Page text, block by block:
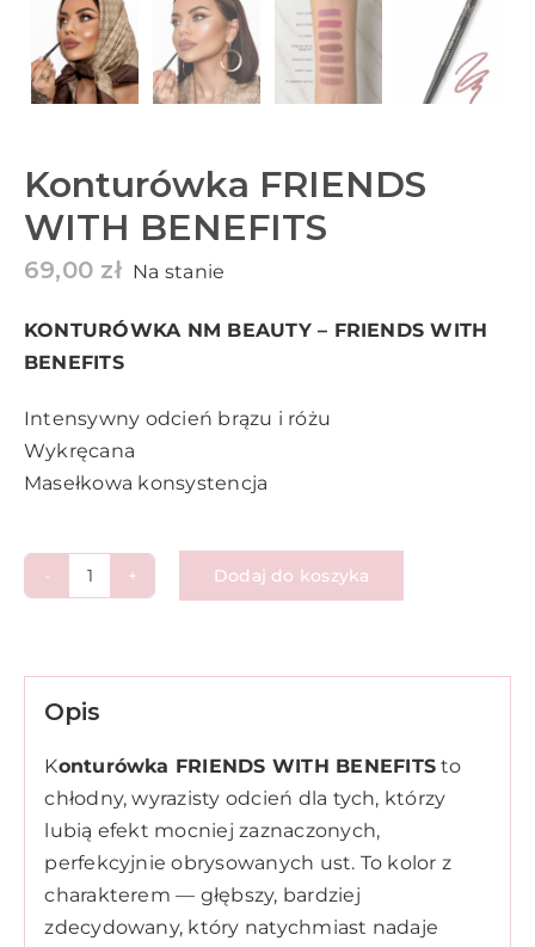
Konturówka FRIENDS
WITH BENEFITS
69,00 zł Na stanie
KONTURÓWKA NM BEAUTY – FRIENDS WITH
BENEFITS
Intensywny odcień brązu i różu
Wykręcana
Masełkowa konsystencja
BENEFITS
Dodaj do koszyka
Opis
Konturówka FRIENDS WITH BENEFITS to
chłodny, wyrazisty odcień dla tych, którzy
lubią efekt mocniej zaznaczonych,
perfekcyjnie obrysowanych ust. To kolor z
charakterem — głębszy, bardziej
zdecydowany, który natychmiast nadaje